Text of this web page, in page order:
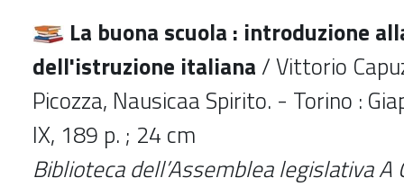
La buona scuola : introduzione
dell'istruzione italiana / Vittorio
Picozza, Nausicaa Spirito. - Torino :
IX, 189 p. ; 24 cm
Biblioteca dell’Assemblea legislativaA